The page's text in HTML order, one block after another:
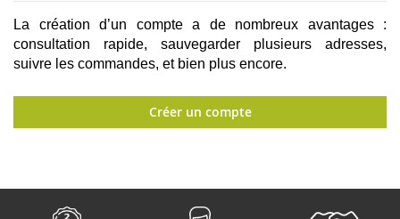
La création d’un compte a de nombreux avantages :
consultation rapide, sauvegarder plusieurs adresses,
suivre les commandes, et bien plus encore.
Créer un compte